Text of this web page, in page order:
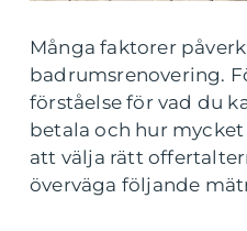
Många faktorer
badrumsrenovering.
förståelse för vad du
betala och hur
att välja rätt
överväga följande